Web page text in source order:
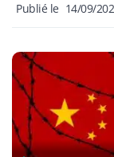
Publié le 14/09/